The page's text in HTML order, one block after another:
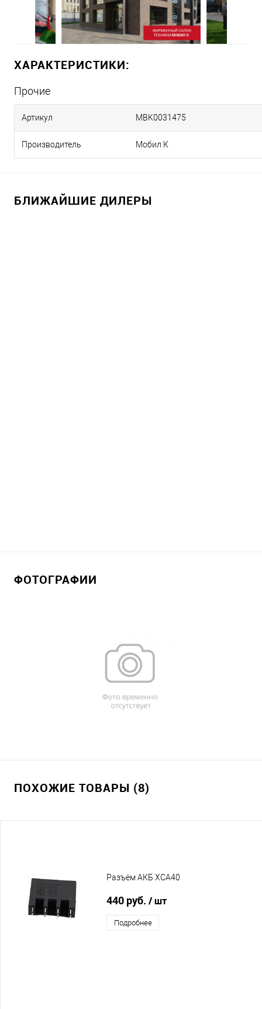
ХАРАКТЕРИСТИКИ:
Прочие
Артикул MBK0031475
Производитель Мобил К
БЛИЖАЙШИЕ ДИЛЕРЫ
ФОТОГРАФИИ
ПОХОЖИЕ ТОВАРЫ (8)
Разъём АКБ XCA40
440 руб. / шт
Подробнее